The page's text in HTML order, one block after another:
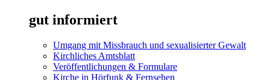
gut informiert
Umgang mit Missbrauch und sexualisierter Gewalt
Kirchliches Amtsblatt
Veröffentlichungen & Formulare
Kirche in Hörfunk & Fernsehen